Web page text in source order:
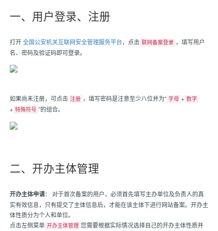
一、用户登录、注册
打开全国公安机关互联网安全管理服务平台，点击 联网备案登录 ，填写用户
名、密码及验证码即可登录。
如果尚未注册，可点击 注册 ，填写密码是注意至少八位并为“ 字母 + 数字
+ 特殊符号 ”的组合。
二、开办主体管理
开办主体申请： 对于首次备案的用户，必须首先填写主办单位及负责人的真
实有效信息，只有提交了主体信息后，才能在该主体下进行网站备案。开办主
体性质分为个人和单位。
点击左侧菜单 开办主体管理 您需要根据实际情况选择自己的开办主体性质并